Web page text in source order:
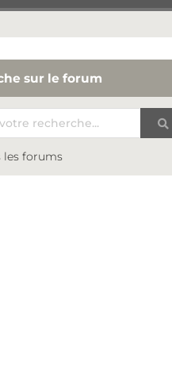
sur le forum
les forums